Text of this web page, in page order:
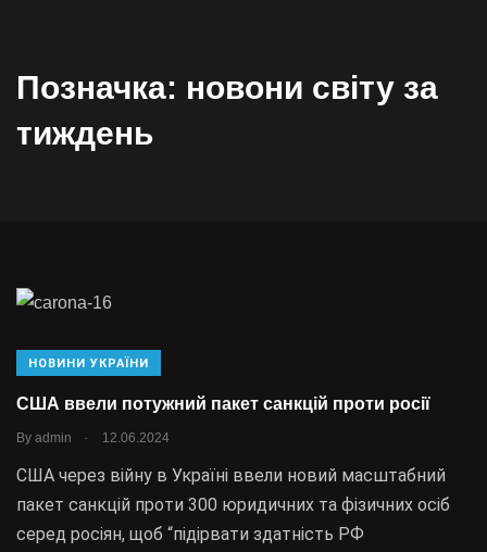
Позначка: новони світу за
тиждень
НОВИНИ УКРАЇНИ
США ввели потужний пакет санкцій проти росії
By admin . 12.06.2024
США через війну в Україні ввели новий масштабний
пакет санкцій проти 300 юридичних та фізичних осіб
серед росіян, щоб “підірвати здатність РФ